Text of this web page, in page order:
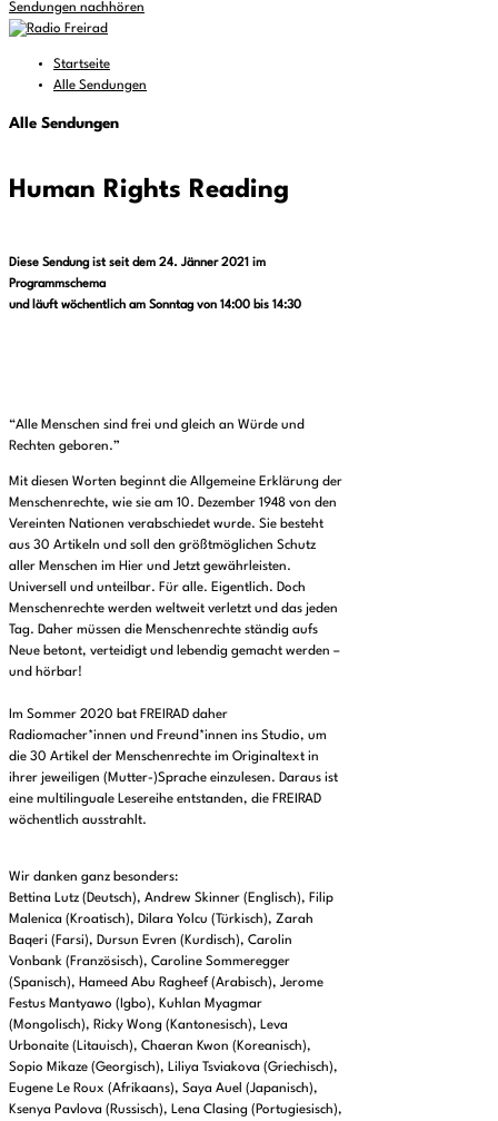
Sendungen nachhören
Startseite
Alle Sendungen
Alle Sendungen
Human Rights Reading
Diese Sendung ist seit dem 24. Jänner 2021 im
Programmschema
und läuft wöchentlich am Sonntag von 14:00 bis 14:30
“Alle Menschen sind frei und gleich an Würde und
Rechten geboren.”
Mit diesen Worten beginnt die Allgemeine Erklärung der
Menschenrechte, wie sie am 10. Dezember 1948 von den
Vereinten Nationen verabschiedet wurde. Sie besteht
aus 30 Artikeln und soll den größtmöglichen Schutz
aller Menschen im Hier und Jetzt gewährleisten.
Universell und unteilbar. Für alle. Eigentlich. Doch
Menschenrechte werden weltweit verletzt und das jeden
Tag. Daher müssen die Menschenrechte ständig aufs
Neue betont, verteidigt und lebendig gemacht werden –
und hörbar!
Im Sommer 2020 bat FREIRAD daher
Radiomacher*innen und Freund*innen ins Studio, um
die 30 Artikel der Menschenrechte im Originaltext in
ihrer jeweiligen (Mutter-)Sprache einzulesen. Daraus ist
eine multilinguale Lesereihe entstanden, die FREIRAD
wöchentlich ausstrahlt.
Wir danken ganz besonders:
Bettina Lutz (Deutsch), Andrew Skinner (Englisch), Filip
Malenica (Kroatisch), Dilara Yolcu (Türkisch), Zarah
Baqeri (Farsi), Dursun Evren (Kurdisch), Carolin
Vonbank (Französisch), Caroline Sommeregger
(Spanisch), Hameed Abu Ragheef (Arabisch), Jerome
Festus Mantyawo (Igbo), Kuhlan Myagmar
(Mongolisch), Ricky Wong (Kantonesisch), Leva
Urbonaite (Litauisch), Chaeran Kwon (Koreanisch),
Sopio Mikaze (Georgisch), Liliya Tsviakova (Griechisch),
Eugene Le Roux (Afrikaans), Saya Auel (Japanisch),
Ksenya Pavlova (Russisch), Lena Clasing (Portugiesisch),